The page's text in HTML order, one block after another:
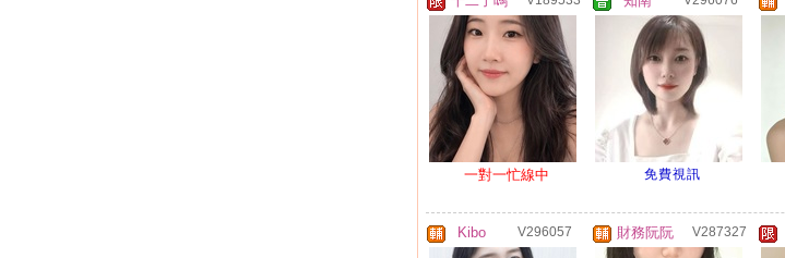
一對一忙線中 免費視訊
Kibo V296057 財務阮阮 V287327